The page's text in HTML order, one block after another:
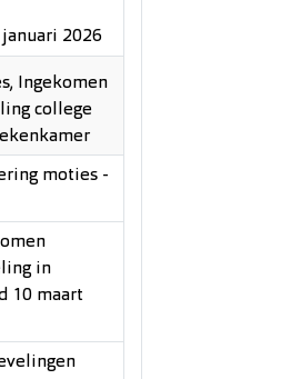
2026
Ingekomen
college
moties -
in
10 maart